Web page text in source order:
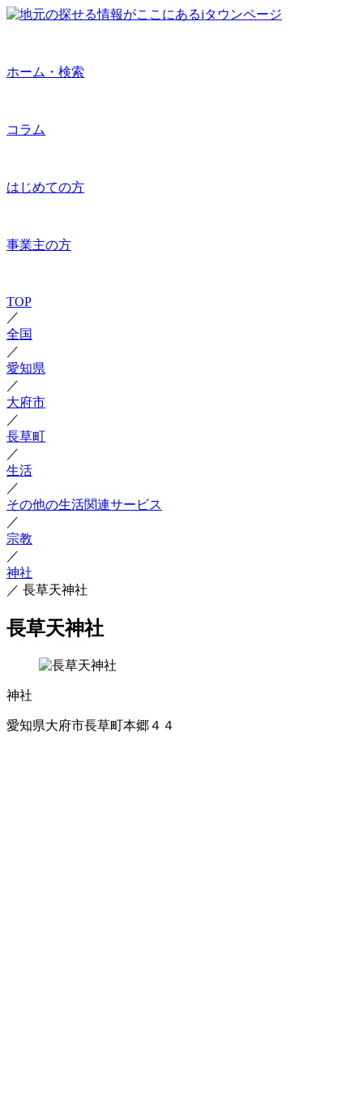
ホーム・検索
コラム
はじめての方
事業主の方
TOP
／
全国
／
愛知県
／
大府市
／
長草町
／
生活
／
その他の生活関連サービス
／
宗教
／
神社
／ 長草天神社
長草天神社
神社
愛知県大府市長草町本郷４４